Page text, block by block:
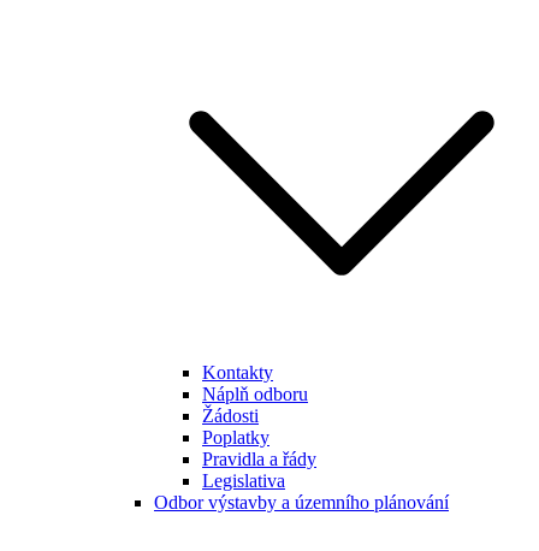
Kontakty
Náplň odboru
Žádosti
Poplatky
Pravidla a řády
Legislativa
Odbor výstavby a územního plánování